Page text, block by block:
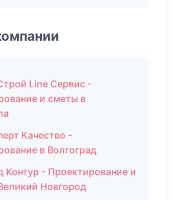
Line Сервис -
и сметы в
Качество -
в Волгоград
Контур - Проектирование и
Новгород